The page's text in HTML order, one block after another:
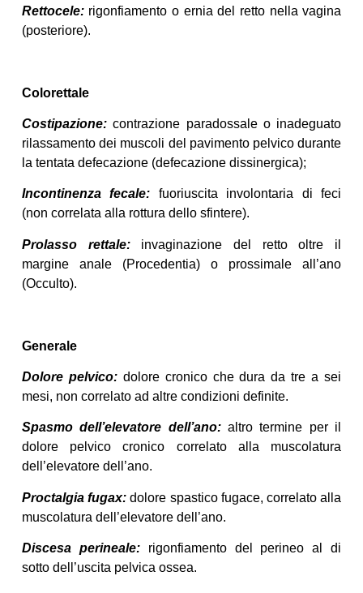
Rettocele:rigonfiamento o ernia del retto nella vagina
(posteriore).
Colorettale
Costipazione:contrazione paradossale o inadeguato
rilassamento dei muscoli del pavimento pelvico durante
la tentata defecazione (defecazione dissinergica);
Incontinenza fecale: fuoriuscita involontaria di feci
(non correlata alla rottura dello sfintere).
Prolasso rettale:invaginazione del retto oltre il
margine anale (Procedentia) o prossimale all’ano
(Occulto).
Generale
Dolore pelvico:dolore cronico che dura da tre a sei
mesi, non correlato ad altre condizioni definite.
Spasmo dell’elevatore dell’ano:altro termine per il
dolore pelvico cronico correlato alla muscolatura
dell’elevatore dell’ano.
Proctalgia fugax: dolore spastico fugace, correlato alla
muscolatura dell’elevatore dell’ano.
Discesa perineale:rigonfiamento del perineo al di
sotto dell’uscita pelvica ossea.